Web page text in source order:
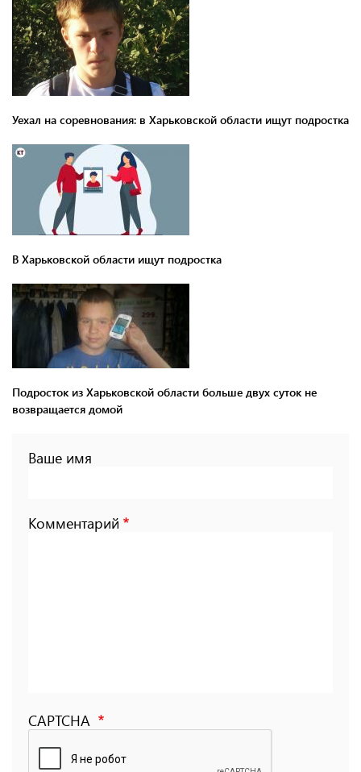
Уехал на соревнования: в Харьковской области ищут подростка
В Харьковской области ищут подростка
Подросток из Харьковской области больше двух суток не
возвращается домой
Ваше имя
Комментарий
CAPTCHA